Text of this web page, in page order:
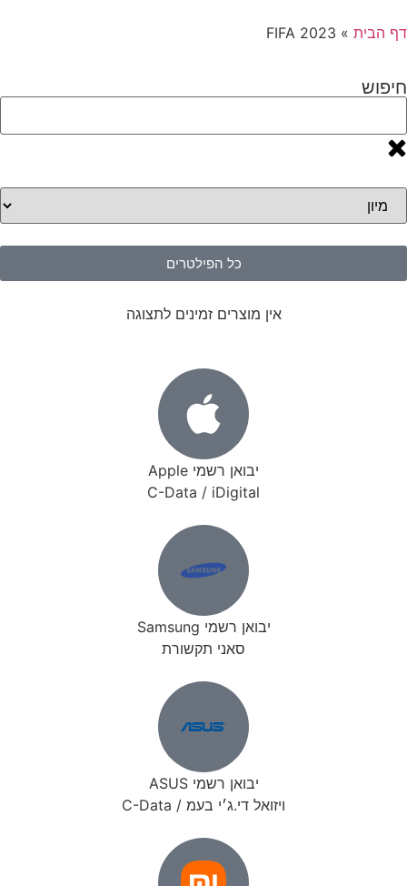
דף הבית »
FIFA 2023
חיפוש
כל הפילטרים
אין מוצרים זמינים לתצוגה
יבואן רשמי Apple
C-Data / iDigital
יבואן רשמי Samsung
סאני תקשורת
יבואן רשמי ASUS
ויזואל די.ג׳י בעמ / C-Data